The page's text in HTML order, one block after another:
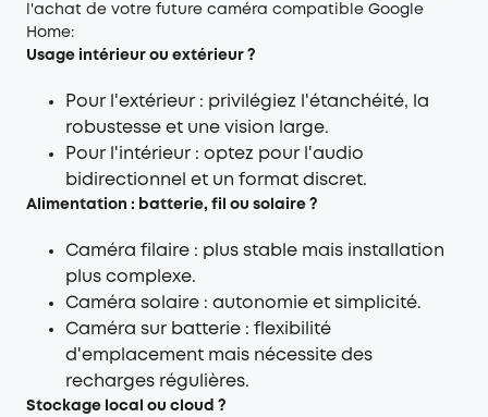
l'achat de votre future caméra compatible Google
Home:
Usage intérieur ou extérieur ?
Pour l'extérieur : privilégiez l'étanchéité, la
robustesse et une vision large.
Pour l'intérieur : optez pour l'audio
bidirectionnel et un format discret.
Alimentation : batterie, fil ou solaire ?
Caméra filaire : plus stable mais installation
plus complexe.
Caméra solaire : autonomie et simplicité.
Caméra sur batterie : flexibilité
d'emplacement mais nécessite des
recharges régulières.
Stockage local ou cloud ?